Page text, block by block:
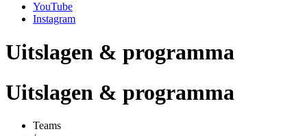
YouTube
Instagram
Uitslagen & programma
Uitslagen & programma
Teams